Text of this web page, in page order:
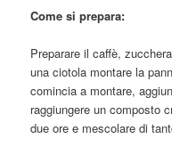
Come si prepara:
Preparare il caffè,
una ciotola montare la
comincia a montare,
raggiungere un composto
due ore e mescolare di